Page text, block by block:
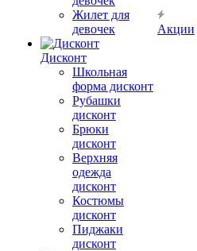
Жилет для
девочек
Дисконт
Школьная
форма дисконт
Рубашки
дисконт
Брюки
дисконт
Верхняя
одежда
дисконт
Костюмы
дисконт
Пиджаки
дисконт
Акции